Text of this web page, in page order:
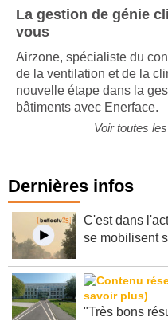
La gestion de génie
vous
Airzone, spécialiste du
de la ventilation et de la
nouvelle étape dans la
bâtiments avec Enerface.
Voir toutes
Dernières infos
C'est dans
se mobilisent
"Très bons